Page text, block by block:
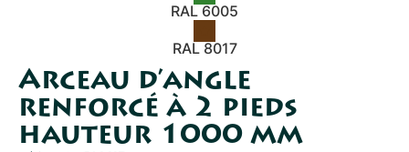
RAL 6005
RAL 8017
Arceau d’angle
renforcé à 2 pieds
hauteur 1000 mm